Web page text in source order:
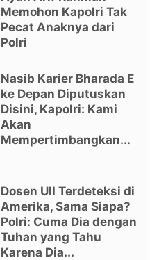
Memohon Kapolri Tak
Pecat Anaknya dari
Polri
Nasib Karier Bharada E
ke Depan Diputuskan
Disini, Kapolri: Kami
Akan
Mempertimbangkan...
Dosen UII Terdeteksi di
Amerika, Sama Siapa?
Polri: Cuma Dia dengan
Tuhan yang Tahu
Karena Dia...